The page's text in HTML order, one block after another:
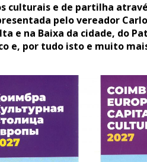
culturais e de partilha
pelo vereador
e na Baixa da cidade, do
e, por tudo isto e muito